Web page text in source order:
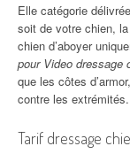
Elle catégorie
soit de votre chien,
chien d’aboyer
pour Video dressage
que les côtes
contre les extrémités.
Tarif dressage